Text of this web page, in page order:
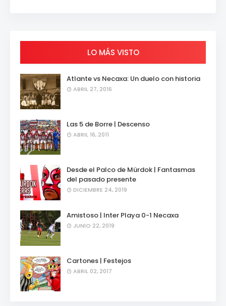
LO MÁS VISTO
Atlante vs Necaxa: Un duelo con historia
ABRIL 27, 2016
Las 5 de Borre | Descenso
ABRIL 16, 2011
Desde el Palco de Mürdok | Fantasmas
del pasado presente
DICIEMBRE 24, 2019
Amistoso | Inter Playa 0-1 Necaxa
JUNIO 22, 2019
Cartones | Festejos
ABRIL 02, 2017